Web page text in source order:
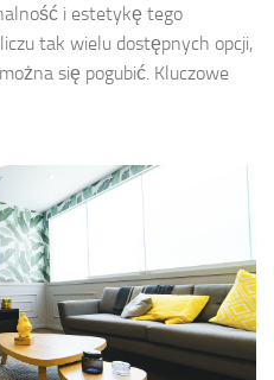
i estetykę tego
tak wielu dostępnych opcji,
się pogubić. Kluczowe